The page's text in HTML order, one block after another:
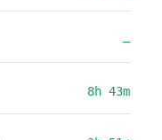
—
8h 43m